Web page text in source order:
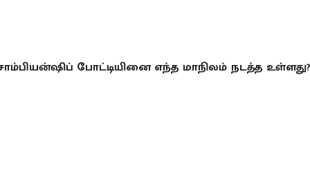
போட்டியினை எந்த மாநிலம் நடத்த